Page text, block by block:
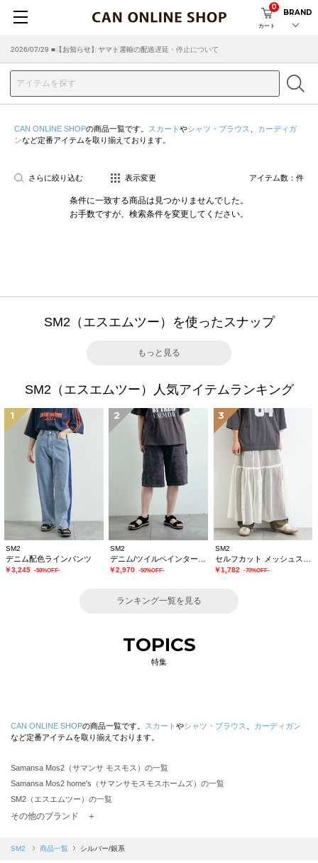
カート
0
BRAND
2026/07/29 ■【お知らせ】ヤマト運輸の配送遅延・停止について
2026/03/18 ■店舗受け取りサービスのご案内
CAN ONLINE SHOPの商品一覧です。 スカート やシャツ・ブラウス
カーディガ
ンなど定番アイテムを取り揃えております。
さらに絞り込む 表示変更 アイテム数： 件
条件に一致する商品は見つかりませんでした。
お手数ですが、検索条件を変更してください。
SM2（エスエムツー）を使ったスナップ
もっと見る
SM2（エスエムツー）人気アイテムランキング
1
SM2
デニム配色ラインパンツ
￥3,245 -50%OFF-
2
SM2
￥2,970 -50%OFF-
3
SM2
￥1,782 -70%OFF-
ランキング一覧を見る
TOPICS
特集
CAN ONLINE SHOPの商品一覧です。 スカート やシャツ・ブラウス
カーディガン
など定番アイテムを取り揃えております。
Samansa Mos2（サマンサ モスモス）の一覧
Samansa Mos2 home's（サマンサモスモスホームズ）の一覧
SM2（エスエムツー）の一覧
TSUHARU by Samansa Mos2（ツハルバイサマンサモスモス）の一覧
Samansa Mos2 blue（サマンサモスモス ブルー）の一覧
その他のブランド ＋
SM2 商品一覧 シルバー/銀系